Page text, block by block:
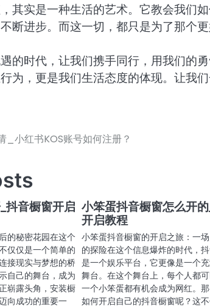
其实是一种生活的艺术。它教会我们
断进步。而这一切，都只是为了那个更
的时代，让我们携手同行，用我们的
为，更是我们生活态度的体现。让我
_小红书KOS账号如何注册？
抖音橱窗开启
的秘密花园在这个
仅仅是一个简单的
接现实与梦想的桥
自己的舞台，成为
崭露头角，安装橱
向成功的重要一
小笨蛋抖音橱窗怎么开
开启教程
小笨蛋抖音橱窗的开启之旅：一
的探险在这个信息爆炸的时代，
是一个娱乐平台，它更像是一个
舞台。在这个舞台上，每个人都
一个小笨蛋都有机会成为网红。
如何开启自己的抖音橱窗呢？这